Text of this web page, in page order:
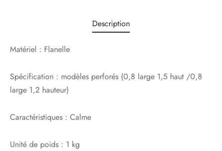
Description
Matériel : Flanelle
Spécification : modèles perforés (0,8 large 1,5 haut /0,8
large 1,2 hauteur)
Caractéristiques : Calme
Unité de poids : 1 kg